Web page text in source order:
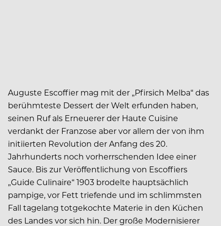
Auguste Escoffier mag mit der „Pfirsich Melba“ das
berühmteste Dessert der Welt erfunden haben,
seinen Ruf als Erneuerer der Haute Cuisine
verdankt der Franzose aber vor allem der von ihm
initiierten Revolution der Anfang des 20.
Jahrhunderts noch vorherrschenden Idee einer
Sauce. Bis zur Veröffentlichung von Escoffiers
„Guide Culinaire“ 1903 brodelte hauptsächlich
pampige, vor Fett triefende und im schlimmsten
Fall tagelang totgekochte Materie in den Küchen
des Landes vor sich hin. Der große Modernisierer